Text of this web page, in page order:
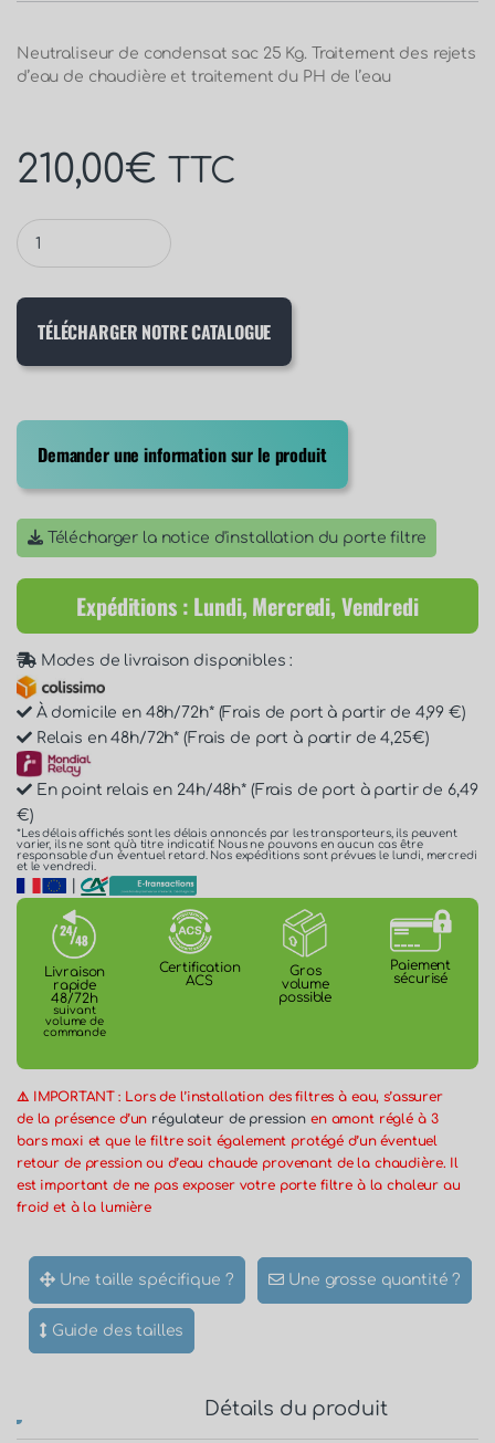
Neutraliseur de condensat sac 25 Kg. Traitement des rejets
d’eau de chaudière et traitement du PH de l’eau
210,00€ TTC
TÉLÉCHARGER NOTRE CATALOGUE
Demander une information sur le produit
Télécharger la notice d'installation du porte filtre
Expéditions : Lundi, Mercredi, Vendredi
Modes de livraison disponibles :
À domicile en 48h/72h* (Frais de port à partir de 4,99 €)
Relais en 48h/72h* (Frais de port à partir de 4,25€)
En point relais en 24h/48h* (Frais de port à partir de 6,49
€)
*Les délais affichés sont les délais annoncés par les transporteurs, ils peuvent
varier, ils ne sont qu'à titre indicatif. Nous ne pouvons en aucun cas être
responsable d'un éventuel retard. Nos expéditions sont prévues le lundi, mercredi
et le vendredi.
|
Livraison
rapide
48/72h
suivant
volume de
commande
Certification
ACS
Gros
volume
possible
Paiement
sécurisé
⚠️ IMPORTANT : Lors de l’installation des filtres à eau, s’assurer
de la présence d’un régulateur de pression en amont réglé à 3
bars maxi et que le filtre soit également protégé d’un éventuel
retour de pression ou d’eau chaude provenant de la chaudière. Il
est important de ne pas exposer votre porte filtre à la chaleur au
froid et à la lumière
Une taille spécifique ? Une grosse quantité ?
Guide des tailles
Détails du produit